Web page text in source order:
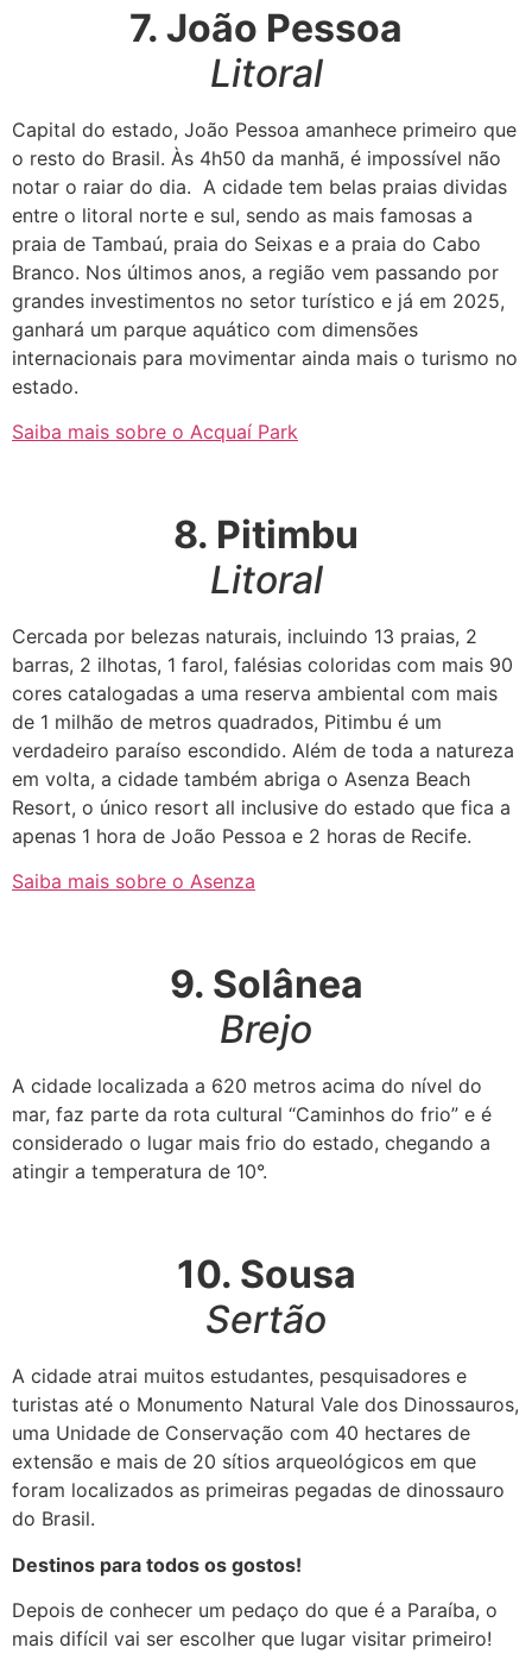
7. João Pessoa
Litoral
Capital do estado, João Pessoa amanhece primeiro que
o resto do Brasil. Às 4h50 da manhã, é impossível não
notar o raiar do dia. A cidade tem belas praias dividas
entre o litoral norte e sul, sendo as mais famosas a
praia de Tambaú, praia do Seixas e a praia do Cabo
Branco. Nos últimos anos, a região vem passando por
grandes investimentos no setor turístico e já em 2025,
ganhará um parque aquático com dimensões
internacionais para movimentar ainda mais o turismo no
estado.
Saiba mais sobre o Acquaí Park
8. Pitimbu
Litoral
Cercada por belezas naturais, incluindo 13 praias, 2
barras, 2 ilhotas, 1 farol, falésias coloridas com mais 90
cores catalogadas a uma reserva ambiental com mais
de 1 milhão de metros quadrados, Pitimbu é um
verdadeiro paraíso escondido. Além de toda a natureza
em volta, a cidade também abriga o Asenza Beach
Resort, o único resort all inclusive do estado que fica a
apenas 1 hora de João Pessoa e 2 horas de Recife.
Saiba mais sobre o Asenza
9. Solânea
Brejo
A cidade localizada a 620 metros acima do nível do
mar, faz parte da rota cultural “Caminhos do frio” e é
considerado o lugar mais frio do estado, chegando a
atingir a temperatura de 10°.
10. Sousa
Sertão
A cidade atrai muitos estudantes, pesquisadores e
turistas até o Monumento Natural Vale dos Dinossauros,
uma Unidade de Conservação com 40 hectares de
extensão e mais de 20 sítios arqueológicos em que
foram localizados as primeiras pegadas de dinossauro
do Brasil.
Destinos para todos os gostos!
Depois de conhecer um pedaço do que é a Paraíba, o
mais difícil vai ser escolher que lugar visitar primeiro!